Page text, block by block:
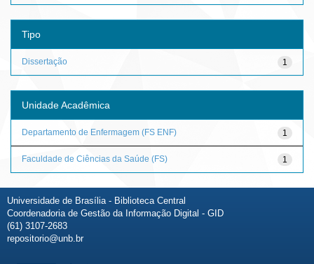
Tipo
1
Dissertação
Unidade Acadêmica
1
Departamento de Enfermagem (FS ENF)
1
Faculdade de Ciências da Saúde (FS)
Universidade de Brasília - Biblioteca Central
Coordenadoria de Gestão da Informação Digital - GID
(61) 3107-2683
repositorio@unb.br